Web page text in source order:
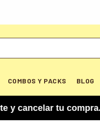
COMBOS Y PACKS BLOG
tu compra. Y